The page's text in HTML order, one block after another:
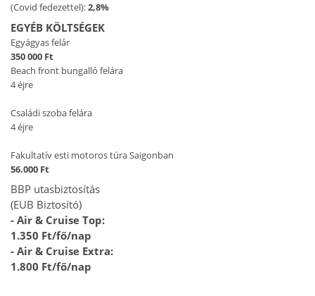
(Covid fedezettel):2,8%
EGYÉB KÖLTSÉGEK
Egyágyas felár
350 000 Ft
Beach front bungalló felára
4 éjre
Családi szoba felára
4 éjre
Fakultatív esti motoros túra Saigonban
56.000 Ft
BBP utasbiztosítás
(EUB Biztosító)
- Air & Cruise Top:
1.350 Ft/fő/nap
- Air & Cruise Extra:
1.800 Ft/fő/nap